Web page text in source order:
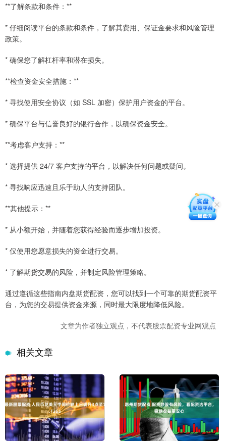
**了解条款和条件：**
* 仔细阅读平台的条款和条件，了解其费用、保证金要求和风险管理
政策。
* 确保您了解杠杆率和潜在损失。
**检查资金安全措施：**
* 寻找使用安全协议（如 SSL 加密）保护用户资金的平台。
* 确保平台与信誉良好的银行合作，以确保资金安全。
**考虑客户支持：**
* 选择提供 24/7 客户支持的平台，以解决任何问题或疑问。
* 寻找响应迅速且乐于助人的支持团队。
**其他提示：**
* 从小额开始，并随着您获得经验而逐步增加投资。
* 仅使用您愿意损失的资金进行交易。
* 了解期货交易的风险，并制定风险管理策略。
通过遵循这些指南内盘期货配资，您可以找到一个可靠的期货配资平
台，为您的交易提供资金来源，同时最大限度地降低风险。
文章为作者独立观点，不代表股票配资专业网观点
相关文章